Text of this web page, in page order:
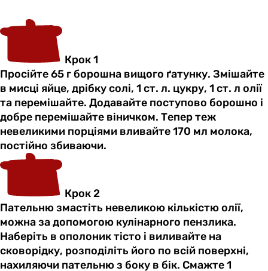
Крок 1
Просійте 65 г борошна вищого ґатунку. Змішайте
в мисці яйце, дрібку солі, 1 ст. л. цукру, 1 ст. л олії
та перемішайте. Додавайте поступово борошно і
добре перемішайте віничком. Тепер теж
невеликими порціями вливайте 170 мл молока,
постійно збиваючи.
Крок 2
Пательню змастіть невеликою кількістю олії,
можна за допомогою кулінарного пензлика.
Наберіть в ополоник тісто і виливайте на
сковорідку, розподіліть його по всій поверхні,
нахиляючи пательню з боку в бік. Смажте 1